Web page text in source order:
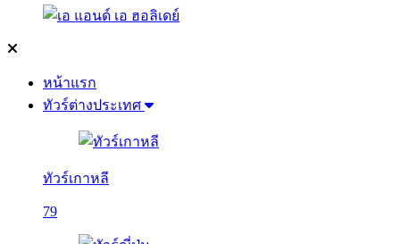
หน้าแรก
ทัวร์ต่างประเทศ
ทัวร์เกาหลี
79